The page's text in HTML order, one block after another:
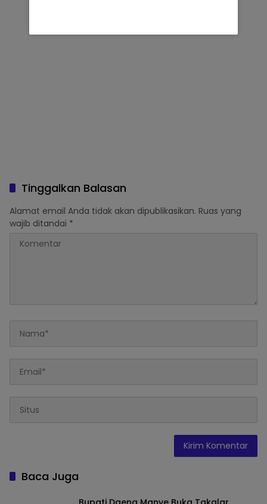
Tinggalkan Balasan
Alamat email Anda tidak akan dipublikasikan. Ruas yang
wajib ditandai *
Baca Juga